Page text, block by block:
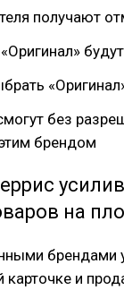
получают
без
брендом
на
брендами
карточке и